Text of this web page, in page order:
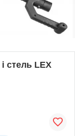
стель LEX